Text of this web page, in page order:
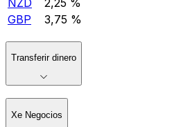
GBP
3,75 %
Transferir dinero
Xe Negocios